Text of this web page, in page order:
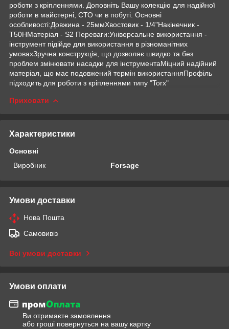
роботи з кріпленнями. Доповніть Вашу колекцію для надійної
роботи в майстерні, СТО чи в побуті. Основні
особливості:Довжина - 25ммХвостовик - 1/4"Накінечник -
Т50HМатеріал - S2 Переваги:Універсальне використання -
інструмент підійде для використання в різноманітних
умовахЗручна конструкція, що дозволяє швидко та без
проблем змінювати насадки для інструментаМіцний надійний
матеріал, що має подовжений термін використанняПрофіль
підходить для роботи з кріпленнями типу "Torx"
Приховати
Характеристики
Основні
Виробник
Forsage
Умови доставки
Нова Пошта
Самовивіз
Всі умови доставки
Умови оплати
Ви отримаєте замовлення
або гроші повернуться на вашу картку